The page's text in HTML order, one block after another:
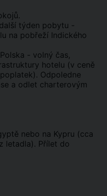
týden pobytu -
na pobřeží Indického
- volný čas,
hotelu (v ceně
Odpoledne
a odlet charterovým
nebo na Kypru (cca
letadla). Přílet do